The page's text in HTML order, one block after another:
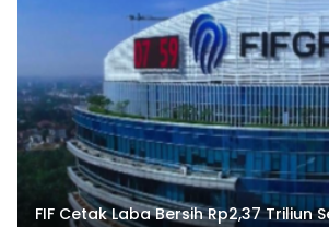
FIF Cetak Laba Bersih Rp2,37 Triliun